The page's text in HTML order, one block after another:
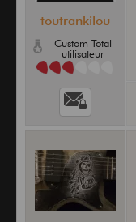
toutrankilou
Custom Total
utilisateur